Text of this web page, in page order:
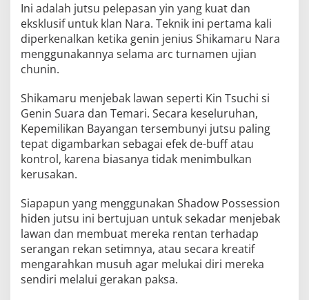
Ini adalah jutsu pelepasan yin yang kuat dan
eksklusif untuk klan Nara. Teknik ini pertama kali
diperkenalkan ketika genin jenius Shikamaru Nara
menggunakannya selama arc turnamen ujian
chunin.
Shikamaru menjebak lawan seperti Kin Tsuchi si
Genin Suara dan Temari. Secara keseluruhan,
Kepemilikan Bayangan tersembunyi jutsu paling
tepat digambarkan sebagai efek de-buff atau
kontrol, karena biasanya tidak menimbulkan
kerusakan.
Siapapun yang menggunakan Shadow Possession
hiden jutsu ini bertujuan untuk sekadar menjebak
lawan dan membuat mereka rentan terhadap
serangan rekan setimnya, atau secara kreatif
mengarahkan musuh agar melukai diri mereka
sendiri melalui gerakan paksa.